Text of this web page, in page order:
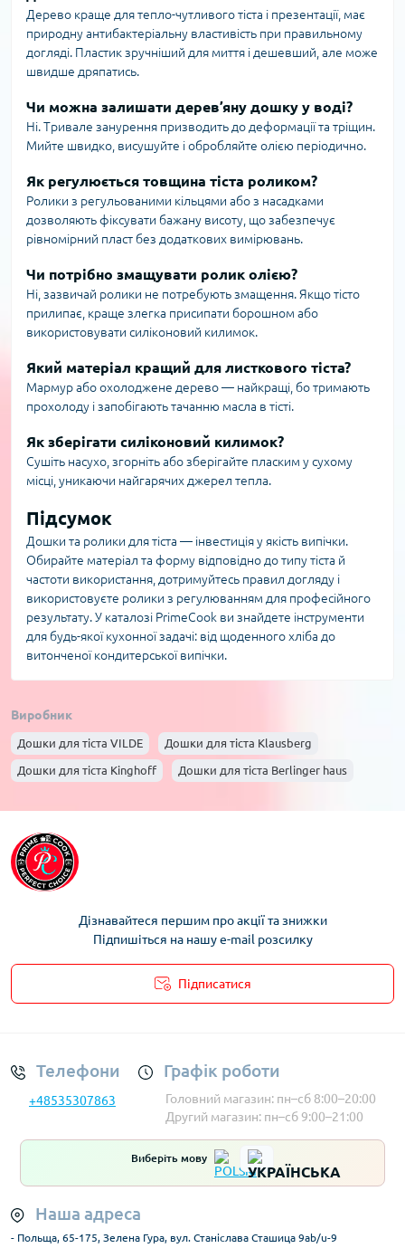
Дерево краще для тепло-чутливого тіста і презентації, має
природну антибактеріальну властивість при правильному
догляді. Пластик зручніший для миття і дешевший, але може
швидше дряпатись.
Чи можна залишати дерев’яну дошку у воді?
Ні. Тривале занурення призводить до деформації та тріщин.
Мийте швидко, висушуйте і обробляйте олією періодично.
Як регулюється товщина тіста роликом?
Ролики з регульованими кільцями або з насадками
дозволяють фіксувати бажану висоту, що забезпечує
рівномірний пласт без додаткових вимірювань.
Чи потрібно змащувати ролик олією?
Ні, зазвичай ролики не потребують змащення. Якщо тісто
прилипає, краще злегка присипати борошном або
використовувати силіконовий килимок.
Який матеріал кращий для листкового тіста?
Мармур або охолоджене дерево — найкращі, бо тримають
прохолоду і запобігають тачанню масла в тісті.
Як зберігати силіконовий килимок?
Сушіть насухо, згорніть або зберігайте пласким у сухому
місці, уникаючи найгарячих джерел тепла.
Підсумок
Дошки та ролики для тіста — інвестиція у якість випічки.
Обирайте матеріал та форму відповідно до типу тіста й
частоти використання, дотримуйтесь правил догляду і
використовуєте ролики з регулюванням для професійного
результату. У каталозі PrimeCook ви знайдете інструменти
для будь-якої кухонної задачі: від щоденного хліба до
витонченої кондитерської випічки.
Виробник
Дошки для тіста VILDE Дошки для тіста Klausberg
Дошки для тіста Kinghoff Дошки для тіста Berlinger haus
Дізнавайтеся першим про акції та знижки
Підпишіться на нашу e-mail розсилку
Підписатися
Телефони
+48535307863
Графік роботи
Головний магазин: пн–сб 8:00–20:00
Другий магазин: пн–сб 9:00–21:00
Виберіть мову
Наша адреса
- Польща, 65-175, Зелена Гура, вул. Станіслава Сташица 9ab/u-9